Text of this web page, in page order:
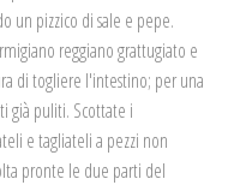
un pizzico di sale e pepe.
reggiano grattugiato e
di togliere l'intestino; per una
già puliti. Scottate i
e tagliateli a pezzi non
pronte le due parti del